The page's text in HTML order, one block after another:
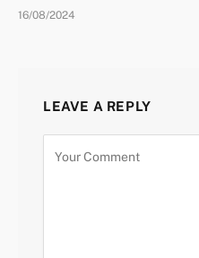
16/08/2024
LEAVE A REPLY